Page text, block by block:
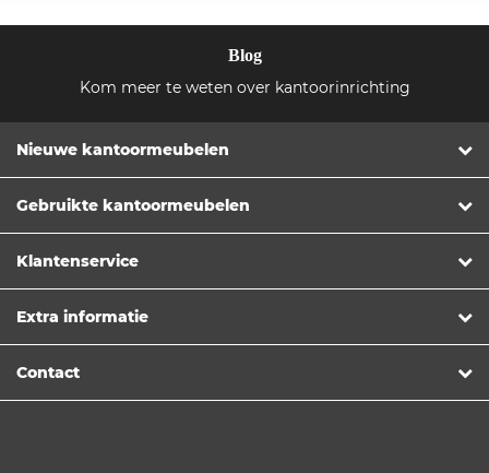
Blog
Kom meer te weten over kantoorinrichting
Nieuwe kantoormeubelen
Gebruikte kantoormeubelen
Klantenservice
Extra informatie
Contact